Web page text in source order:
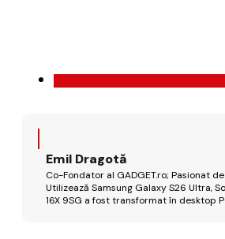
Emil Dragotă
Co-Fondator al GADGET.ro; Pasionat
Utilizează Samsung Galaxy S26 Ultra,
16X 9SG a fost transformat în desktop